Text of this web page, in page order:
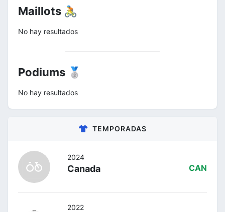
Maillots 🚴
No hay resultados
Podiums 🥈
No hay resultados
TEMPORADAS
2024
Canada CAN
2022